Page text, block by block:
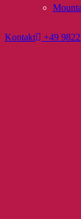
Kontakt +49